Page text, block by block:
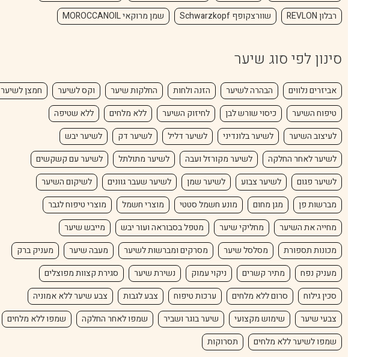
רבלון REVLON
שוורצקופף Schwarzkopf שמן מרוקאי MOROCCANOIL
סינון לפי סוג שיער
אביזרים נלווים הבהרה לשיער הזנה ולחות החלקות שיער וקס לשיער
חמצן לשיער
טיפוח השיער
כיסוי שורש לבן לחיזוק השיער ללא מלחים
ללא שטיפה
לעיצוב השיער
לשיער בלונדיני לשיער דליל לשיער דק
לשיער יבש
לשיער לאחר החלקה
לשיער מקורזל ועבה לשיער מתולתל
לשיער עם קשקשים
לשיער פגום
לשיער צבוע לשיער שמן לשיער שעבר גוונים
לשיקום השיער
מברשות פן
מגן מחום מונע חשמל סטטי מוצרי חשמל
מוצרי טיפוח לגבר
מחייה את השיער
מחליקי שיער מטפל בסבוראה ועור יבש
מייבש שיער
מכונות תספורת
מסלסל שיער מסרקים ומברשות לשיער מעבה שיער
מעניק ברק
מעניק נפח
מתיר קשרים ניקוי עמוק נשירת שיער
סגירת קצוות מפוצלים
סכין גילוח
סרום ללא מלחים ערכות טיפוח צבע לגבות
צבע שיער ללא אמוניה
צבעי שיער
שימוש מקצועי שיער בוגר ושביר שמפו לאחר החלקה
שמפו ללא מלחים
שמפו לשיער ללא מלחים
תסרוקות